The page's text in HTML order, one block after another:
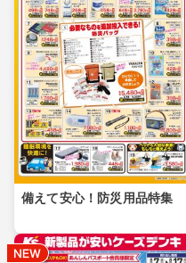
備えて安心！防災用品特集